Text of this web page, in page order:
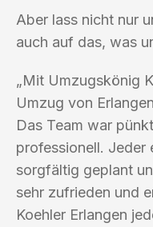
Aber lass nicht nur
auch auf das, was
„Mit Umzugskönig
Umzug von
Das Team war
professionell. Jeder
sorgfältig geplant
sehr zufrieden und
Koehler Erlangen